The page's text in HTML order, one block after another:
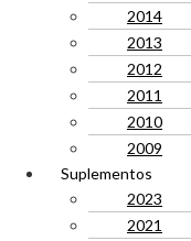
2014
2013
2012
2011
2010
2009
Suplementos
2023
2021